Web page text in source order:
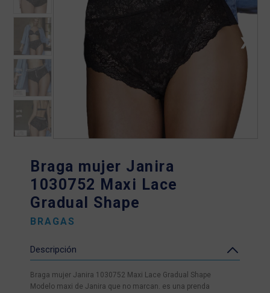
❯
Braga mujer Janira
1030752 Maxi Lace
Gradual Shape
BRAGAS
Descripción
Braga mujer Janira 1030752 Maxi Lace Gradual Shape
Modelo maxi de Janira que no marcan. es una prenda